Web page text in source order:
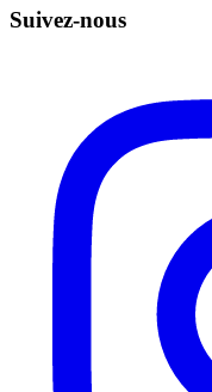
Suivez-nous